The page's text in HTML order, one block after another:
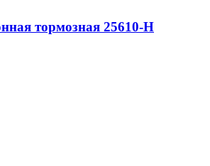
тормозная 25610-Н